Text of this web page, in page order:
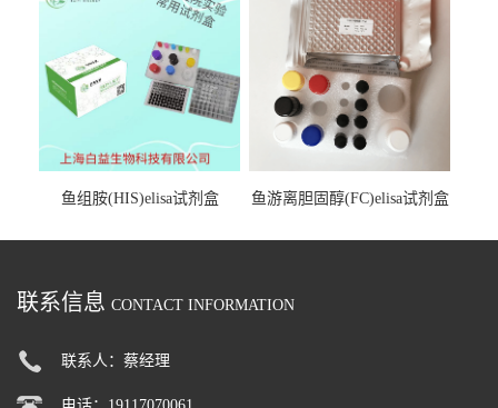
鱼组胺(HIS)elisa试剂盒 鱼游离胆固醇(FC)elisa试剂盒
联系信息 CONTACT INFORMATION
联系人：蔡经理